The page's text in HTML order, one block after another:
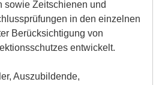
sowie Zeitschienen und
rüfungen in den einzelnen
Berücksichtigung von
entwickelt.
Auszubildende,